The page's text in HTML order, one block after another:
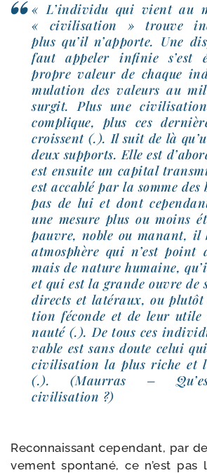
« L’individu qui vient au
« civi­li­sa­tion » trouve
plus qu’il n’ap­porte. Une
faut appe­ler infi­nie s’est
propre valeur de chaque
mu­la­tion des valeurs au
sur­git. Plus une
com­plique, plus ces
croissent (.). Il suit de là
deux sup­ports. Elle est
est ensuite un capi­tal
est acca­blé par la somme
pas de lui et dont
une mesure plus ou moins
pauvre, noble ou manant, il
atmo­sphère qui n’est point
mais de nature humaine,
et qui est la grande ouvre de
directs et laté­raux, ou
tion féconde et de leur
nau­té (.). De tous ces
vable est sans doute celui
civi­li­sa­tion la plus riche et
(.). (Maurras –
civilisation ?)
Reconnaissant cepen­dant, par
ve­ment spon­ta­né, ce n’est pas